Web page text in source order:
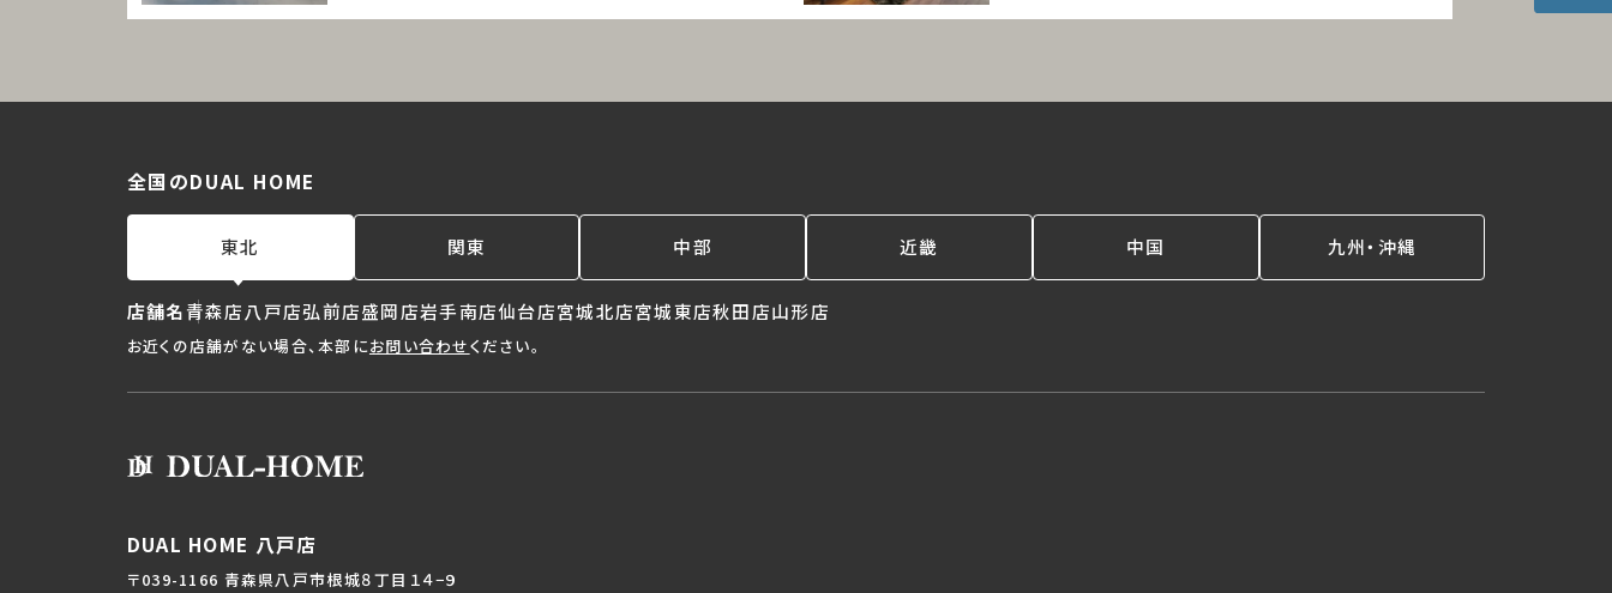
全国のDUAL HOME
東北 関東 中部 近畿 中国 九州・沖縄
店舗名青森店八戸店弘前店盛岡店岩手南店仙台店宮城北店宮城東店秋田店山形店
お近くの店舗がない場合、本部にお問い合わせください。
DUAL HOME 八戸店
〒039-1166 青森県八戸市根城８丁目１４−９